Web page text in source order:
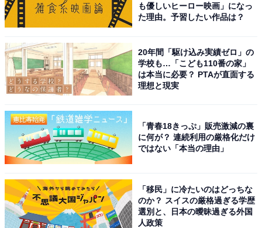
回答者からは、「少し特別感がある味わいで、お茶やコ
ーヒーにもよく合うから」（30代男性／富山県）、「し
っとりふわふわの定番バームクーヘン。老若男女問わず
喜ばれる、滋賀を代表するお土産」（20代男性／福井
県）、「万人受けし、老若男女に好まれるので手土産と
ました。
※回答者コメントは原文ママです
次ページ
11位までの全ランキング結果を見
る
も優しいヒーロー映画」になっ
た理由。予習したい作品は？
20年間「駆け込み実績ゼロ」の
学校も…「こども110番の家」
は本当に必要？ PTAが直面する
理想と現実
「青春18きっぷ」販売激減の裏
に何が？ 連続利用の厳格化だけ
ではない「本当の理由」
「移民」に冷たいのはどっちな
のか？ スイスの厳格過ぎる学歴
選別と、日本の曖昧過ぎる外国
人政策